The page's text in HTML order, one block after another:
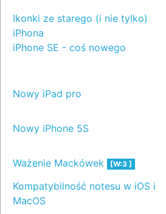
Ikonki ze starego (i nie tylko)
iPhona
iPhone SE - coś nowego
Nowy iPad pro
Nowy iPhone 5S
Ważenie Mackówek [W:3 ]
Kompatybilność notesu w iOS i
MacOS